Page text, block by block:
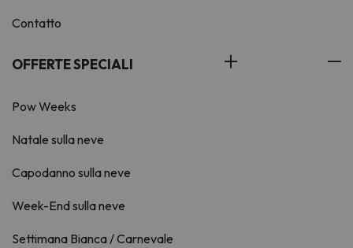
Contatto
OFFERTE SPECIALI
Pow Weeks
Natale sulla neve
Capodanno sulla neve
Week-End sulla neve
Settimana Bianca / Carnevale